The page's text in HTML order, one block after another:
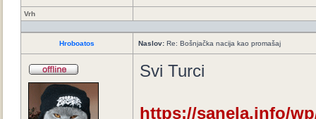
Vrh
Hroboatos Naslov: Re: Bošnjačka nacija kao promašaj
Svi Turci
https://sanela.info/